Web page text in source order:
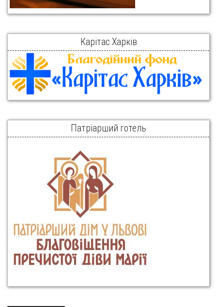
Карітас Харків
Патріарший готель